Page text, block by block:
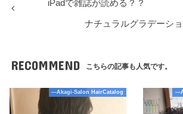
iPadで雑誌が読める？？
ナチュラルグラデーシ
RECOMMEND こちらの記事も人気です。
---Akagi-Salon HairCatalog ---